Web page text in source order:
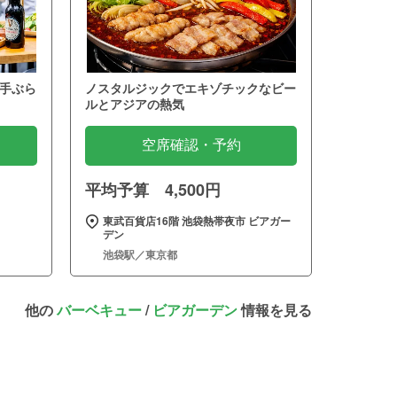
ぶら
ノスタルジックでエキゾチックなビー
ルとアジアの熱気
空席確認・予約
平均予算 4,500円
東武百貨店16階 池袋熱帯夜市 ビアガー
デン
池袋駅／東京都
他のバーベキュー/ ビアガーデン情報を見る